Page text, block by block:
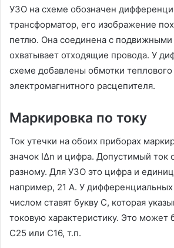
УЗО на схеме обозначен
трансформатор, его изображение
петлю. Она соединена с подвижными
охватывает отходящие провода. У
схеме добавлены обмотки теплового
электромагнитного расцепителя.
Маркировка по току
Ток утечки на обоих приборах
значок IΔn и цифра. Допустимый ток
разному. Для УЗО это цифра и
например, 21 А. У
числом ставят букву С, которая
токовую характеристику. Это может
С25 или С16, т.п.